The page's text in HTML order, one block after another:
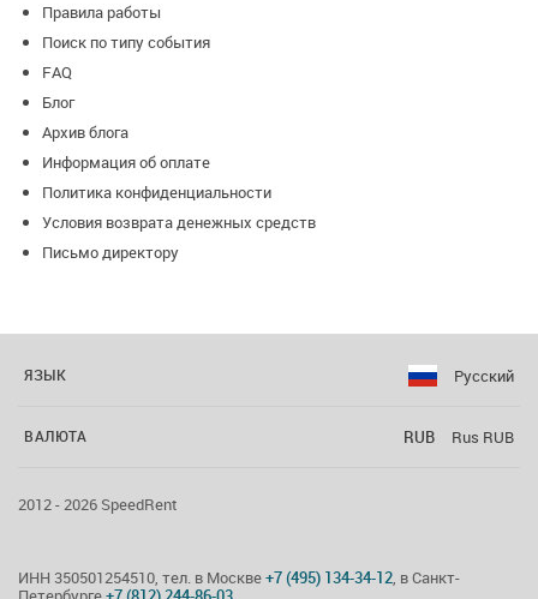
Правила работы
Поиск по типу события
FAQ
Блог
Архив блога
Информация об оплате
Политика конфиденциальности
Условия возврата денежных средств
Письмо директору
ЯЗЫК Русский
ВАЛЮТА RUB Rus RUB
2012 - 2026 SpeedRent
ИНН 350501254510, тел. в Москве+7 (495) 134-34-12, в Санкт-